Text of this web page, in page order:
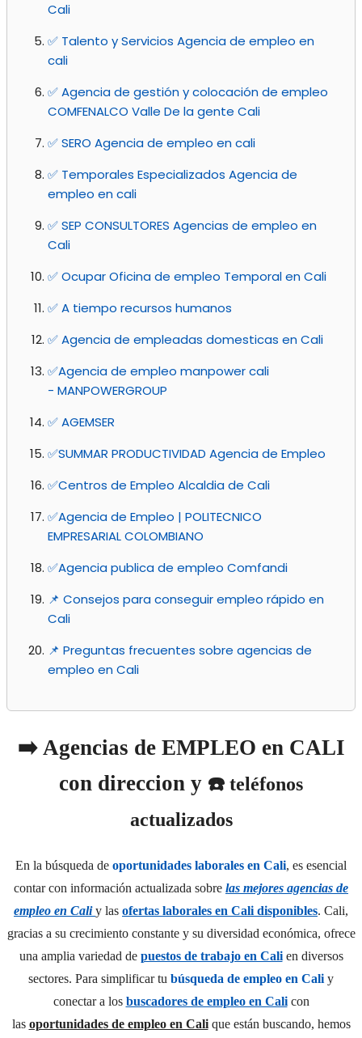
Cali
✅ Talento y Servicios Agencia de empleo en
cali
✅ Agencia de gestión y colocación de empleo
COMFENALCO Valle De la gente Cali
✅ SERO Agencia de empleo en cali
✅ Temporales Especializados Agencia de
empleo en cali
✅ SEP CONSULTORES Agencias de empleo en
Cali
✅ Ocupar Oficina de empleo Temporal en Cali
✅ A tiempo recursos humanos
✅ Agencia de empleadas domesticas en Cali
✅Agencia de empleo manpower cali
- MANPOWERGROUP
✅ AGEMSER
✅SUMMAR PRODUCTIVIDAD Agencia de Empleo
✅Centros de Empleo Alcaldia de Cali
✅Agencia de Empleo | POLITECNICO
EMPRESARIAL COLOMBIANO
✅Agencia publica de empleo Comfandi
📌 Consejos para conseguir empleo rápido en
Cali
📌 Preguntas frecuentes sobre agencias de
empleo en Cali
➡️ Agencias de EMPLEO en CALI
con direccion y ☎️ teléfonos
actualizados
En la búsqueda de oportunidades laborales en Cali, es esencial
contar con información actualizada sobre las mejores agencias de
empleo en Caliy las ofertas laborales en Cali disponibles. Cali,
gracias a su crecimiento constante y su diversidad económica, ofrece
una amplia variedad de puestos de trabajo en Calien diversos
sectores. Para simplificar tu búsqueda de empleo en Cali y
conectar a los buscadores de empleo en Calicon
las oportunidades de empleo en Calique están buscando, hemos